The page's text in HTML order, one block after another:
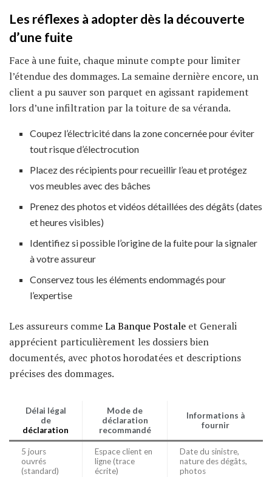
Les réflexes à adopter dès la découverte
d’une fuite
Face à une fuite, chaque minute compte pour limiter
l’étendue des dommages. La semaine dernière encore, un
client a pu sauver son parquet en agissant rapidement
lors d’une infiltration par la toiture de sa véranda.
Coupez l’électricité dans la zone concernée pour éviter
tout risque d’électrocution
Placez des récipients pour recueillir l’eau et protégez
vos meubles avec des bâches
Prenez des photos et vidéos détaillées des dégâts (dates
et heures visibles)
Identifiez si possible l’origine de la fuite pour la signaler
à votre assureur
Conservez tous les éléments endommagés pour
l’expertise
Les assureurs commeLa Banque Postale et Generali
apprécient particulièrement les dossiers bien
documentés, avec photos horodatées et descriptions
précises des dommages.
Délai légal
de
déclaration
Mode de
déclaration
recommandé
Informations à
fournir
5 jours
ouvrés
(standard)
Espace client en
ligne (trace
écrite)
Date du sinistre,
nature des dégâts,
photos